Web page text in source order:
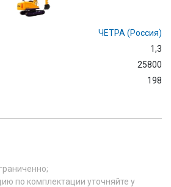
ЧЕТРА (Россия)
1,3
25800
198
по комплектации уточняйте у